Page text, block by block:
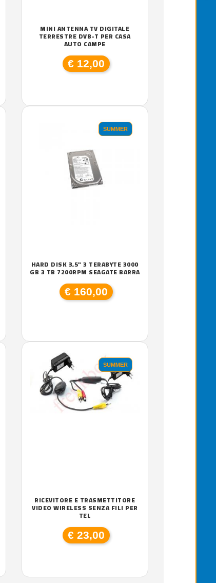
MINI ANTENNA TV DIGITALE
TERRESTRE DVB-T PER CASA
AUTO CAMPE
€ 12,00
SUMMER
HARD DISK 3,5" 3 TERABYTE 3000
GB 3 TB 7200RPM SEAGATE BARRA
€ 160,00
SUMMER
RICEVITORE E TRASMETTITORE
VIDEO WIRELESS SENZA FILI PER
TEL
€ 23,00